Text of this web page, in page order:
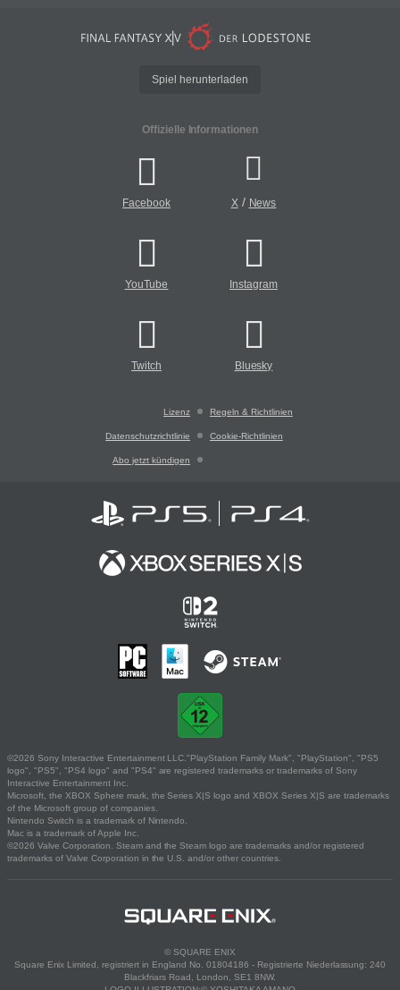
Spiel herunterladen
Offizielle Informationen
Facebook X/ News
YouTube Instagram
Twitch Bluesky
Lizenz Regeln & Richtlinien
Datenschutzrichtlinie Cookie-Richtlinien
Abo jetzt kündigen
©2026 Sony Interactive Entertainment LLC."PlayStation Family Mark", "PlayStation", "PS5
logo", "PS5", "PS4 logo" and "PS4" are registered trademarks or trademarks of Sony
Interactive Entertainment Inc.
Microsoft, the XBOX Sphere mark, the Series X|S logo and XBOX Series X|S are trademarks
of the Microsoft group of companies.
Nintendo Switch is a trademark of Nintendo.
Mac is a trademark of Apple Inc.
©2026 Valve Corporation. Steam and the Steam logo are trademarks and/or registered
trademarks of Valve Corporation in the U.S. and/or other countries.
© SQUARE ENIX
Square Enix Limited, registriert in England No. 01804186 - Registrierte Niederlassung: 240
Blackfriars Road, London, SE1 8NW.